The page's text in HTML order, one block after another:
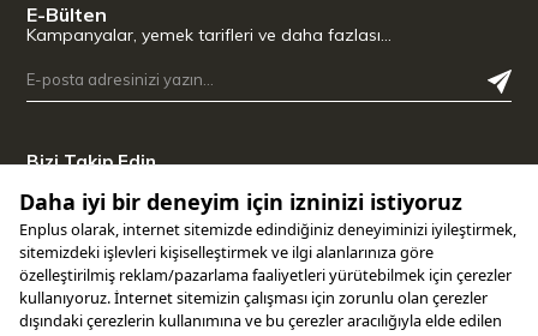
E-Bülten
Kampanyalar, yemek tarifleri ve daha fazlası…
Bizi Takip Edin
Uygulamamızı İndirin